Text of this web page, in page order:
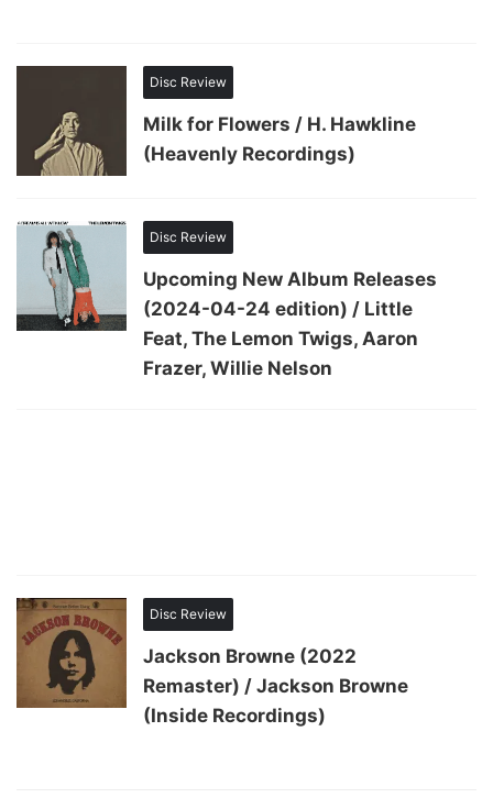
Disc Review
Milk for Flowers / H. Hawkline
(Heavenly Recordings)
Disc Review
Upcoming New Album Releases
(2024-04-24 edition) / Little
Feat, The Lemon Twigs, Aaron
Frazer, Willie Nelson
Disc Review
Jackson Browne (2022
Remaster) / Jackson Browne
(Inside Recordings)